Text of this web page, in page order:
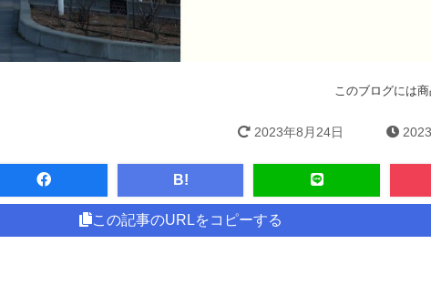
2023年8月24日
このブログには
B!
この記事のURLをコピーする